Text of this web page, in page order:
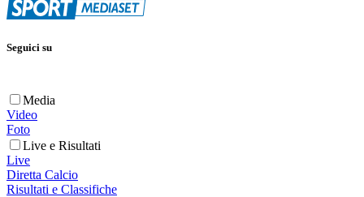
Seguici su
Media
Video
Foto
Live e Risultati
Live
Diretta Calcio
Risultati e Classifiche